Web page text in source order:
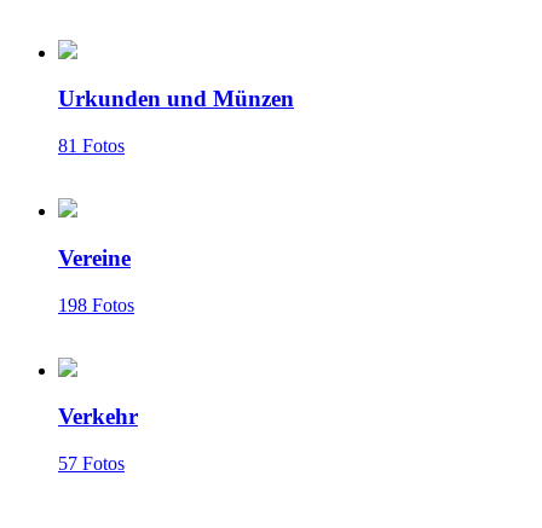
Urkunden und Münzen
81 Fotos
Vereine
198 Fotos
Verkehr
57 Fotos